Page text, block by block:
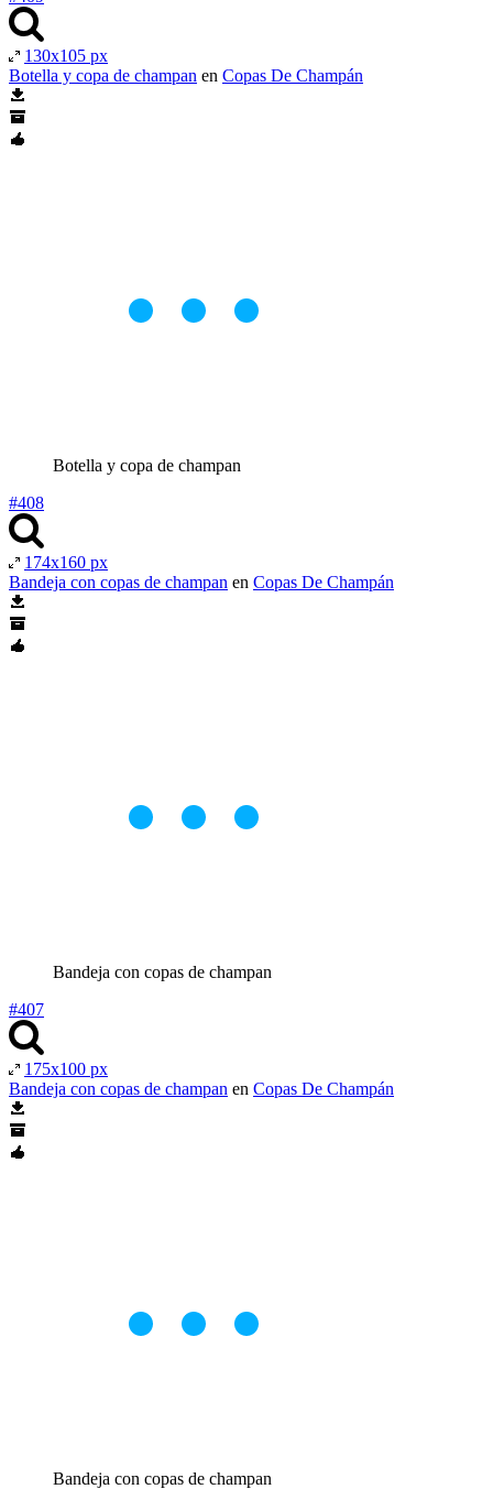
130x105 px
Botella y copa de champan en Copas De Champán
Botella y copa de champan
#408
174x160 px
Bandeja con copas de champan en Copas De Champán
Bandeja con copas de champan
#407
175x100 px
Bandeja con copas de champan en Copas De Champán
Bandeja con copas de champan